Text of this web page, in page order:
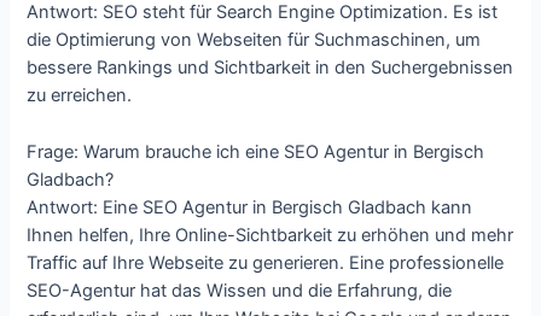
Antwort: SEO steht für Search Engine Optimization. Es ist
die Optimierung von Webseiten für Suchmaschinen, um
bessere Rankings und Sichtbarkeit in den Suchergebnissen
zu erreichen.
Frage: Warum brauche ich eine SEO Agentur in Bergisch
Gladbach?
Antwort: Eine SEO Agentur in Bergisch Gladbach kann
Ihnen helfen, Ihre Online-Sichtbarkeit zu erhöhen und mehr
Traffic auf Ihre Webseite zu generieren. Eine professionelle
SEO-Agentur hat das Wissen und die Erfahrung, die